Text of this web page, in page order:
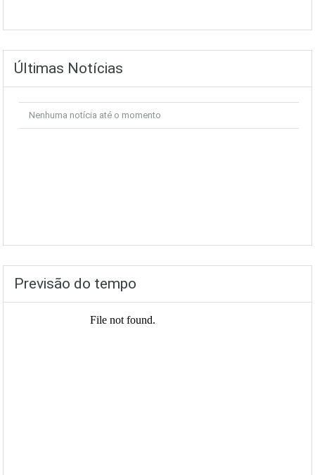
Últimas Notícias
Nenhuma notícia até o momento
Previsão do tempo